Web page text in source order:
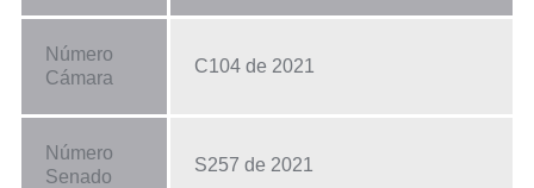
Número
Cámara
C104 de 2021
Número
Senado
S257 de 2021